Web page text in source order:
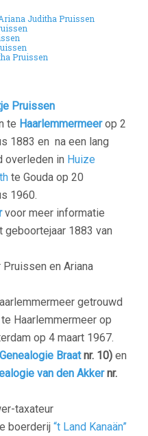
Juditha Pruissen
Pruissen
Pruissen
te Haarlemmermeer op 2
1883 en na een lang
overleden in Huize
te Gouda op 20
1960.
voor meer informatie
geboortejaar 1883 van
Pruissen en Ariana
getrouwd
Haarlemmermeer op
op 4 maart 1967.
Genealogie Braatnr. 10) en
van den Akkernr.
taxateur
boerderij “t Land Kanaän”